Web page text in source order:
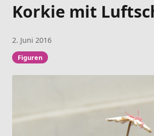
Korkie mit
2. Juni 2016
Figuren